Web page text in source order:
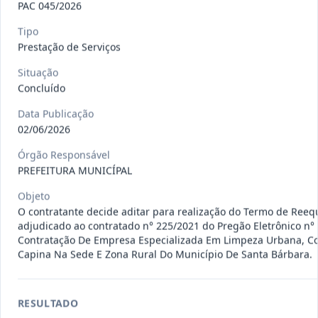
120/2026
Outros
E IMP...
Situação
Prestação
de
mecânicas especializada para pres
Situação: Concluído Data:07/08/2026 Ver detalhes
de
PAC 045/2026
Tipo
Prestação de Serviços
Situação
Concluído
Data Publicação
02/06/2026
Órgão Responsável
PREFEITURA MUNICÍPAL
Objeto
O contratante decide aditar para realização do Termo de
adjudicado ao contratado n° 225/2021 do Pregão Eletrônico
Contratação De Empresa Especializada Em Limpeza Urbana,
Capina Na Sede E Zona Rural Do Município De Santa Bárbara.
RESULTADO